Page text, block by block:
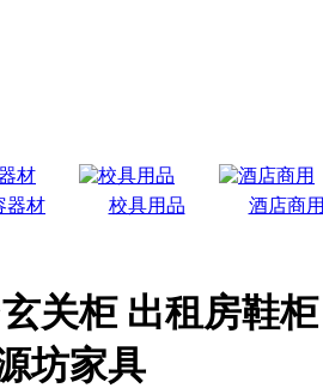
器材 校具用品 酒店商用
关柜 出租房鞋柜
坊家具